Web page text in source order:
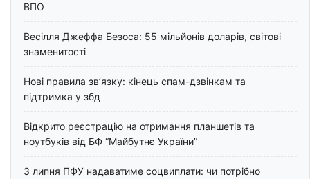
ВПО
Весілля Джеффа Безоса: 55 мільйонів доларів, світові
знаменитості
Нові правила зв’язку: кінець спам-дзвінкам та
підтримка у збд
Відкрито реєстрацію на отримання планшетів та
ноутбуків від БФ “Майбутнє України”
З липня ПФУ надаватиме соцвиплати: чи потрібно